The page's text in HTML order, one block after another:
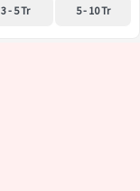
3 - 5 Tr 5 - 10 Tr